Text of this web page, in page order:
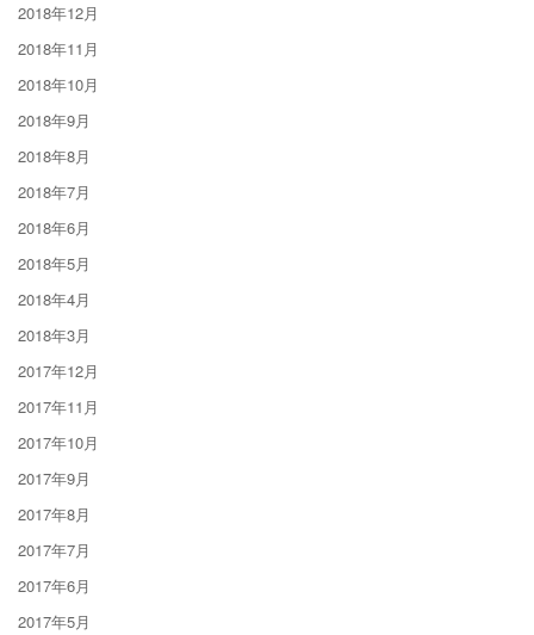
2018年12月
2018年11月
2018年10月
2018年9月
2018年8月
2018年7月
2018年6月
2018年5月
2018年4月
2018年3月
2017年12月
2017年11月
2017年10月
2017年9月
2017年8月
2017年7月
2017年6月
2017年5月